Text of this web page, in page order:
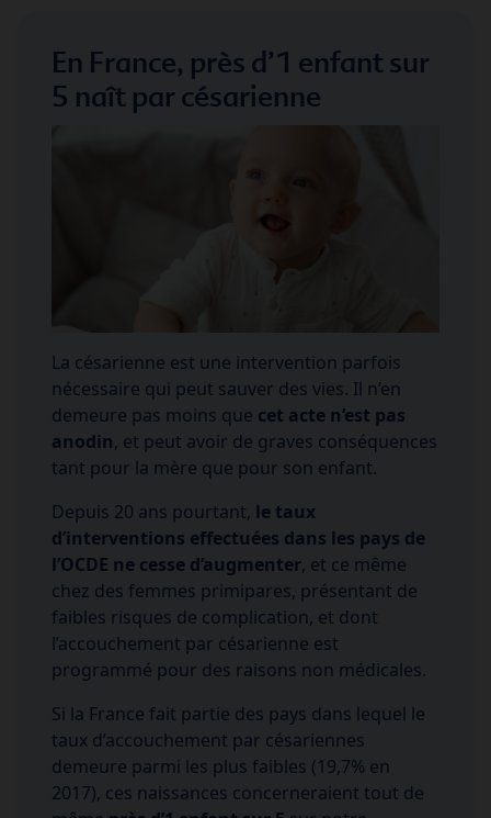
En France, près d’1 enfant sur
5 naît par césarienne
La césarienne est une intervention parfois
nécessaire qui peut sauver des vies. Il n’en
demeure pas moins que cet acte n’est pas
anodin, et peut avoir de graves conséquences
tant pour la mère que pour son enfant.
Depuis 20 ans pourtant, le taux
d’interventions effectuées dans les pays de
l’OCDE ne cesse d’augmenter, et ce même
chez des femmes primipares, présentant de
faibles risques de complication, et dont
l’accouchement par césarienne est
programmé pour des raisons non médicales.
Si la France fait partie des pays dans lequel le
taux d’accouchement par césariennes
demeure parmi les plus faibles (19,7% en
2017), ces naissances concerneraient tout de